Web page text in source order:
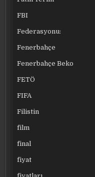
FBI
Federasyonu:
Fenerbahçe
Fenerbahçe Beko
FETÖ
FIFA
Filistin
film
final
fiyat